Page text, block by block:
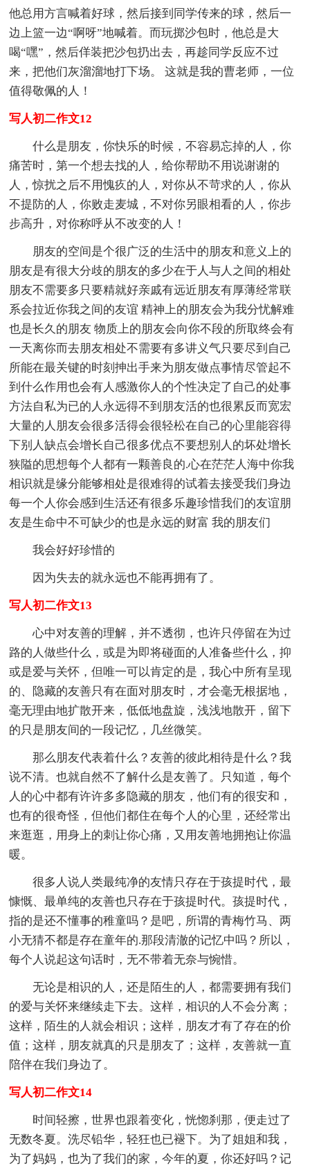
他总用方言喊着好球，然后接到同学传来的球，然后一
边上篮一边“啊呀”地喊着。而玩掷沙包时，他总是大
喝“嘿”，然后佯装把沙包扔出去，再趁同学反应不过
来，把他们灰溜溜地打下场。 这就是我的曹老师，一位
值得敬佩的人！
写人初二作文12
什么是朋友，你快乐的时候，不容易忘掉的人，你
痛苦时，第一个想去找的人，给你帮助不用说谢谢的
人，惊扰之后不用愧疚的人，对你从不苛求的人，你从
不提防的人，你败走麦城，不对你另眼相看的人，你步
步高升，对你称呼从不改变的人！
朋友的空间是个很广泛的生活中的朋友和意义上的
朋友是有很大分歧的朋友的多少在于人与人之间的相处
朋友不需要多只要精就好亲戚有远近朋友有厚薄经常联
系会拉近你我之间的友谊 精神上的朋友会为我分忧解难
也是长久的朋友 物质上的朋友会向你不段的所取终会有
一天离你而去朋友相处不需要有多讲义气只要尽到自己
所能在最关键的时刻抻出手来为朋友做点事情尽管起不
到什么作用也会有人感激你人的个性决定了自己的处事
方法自私为已的人永远得不到朋友活的也很累反而宽宏
大量的人朋友会很多活得会很轻松在自己的心里能容得
下别人缺点会增长自己很多优点不要想别人的坏处增长
狭隘的思想每个人都有一颗善良的.心在茫茫人海中你我
相识就是缘分能够相处是很难得的试着去接受我们身边
每一个人你会感到生活还有很多乐趣珍惜我们的友谊朋
友是生命中不可缺少的也是永远的财富 我的朋友们
我会好好珍惜的
因为失去的就永远也不能再拥有了。
写人初二作文13
心中对友善的理解，并不透彻，也许只停留在为过
路的人做些什么，或是为即将碰面的人准备些什么，抑
或是爱与关怀，但唯一可以肯定的是，我心中所有呈现
的、隐藏的友善只有在面对朋友时，才会毫无根据地，
毫无理由地扩散开来，低低地盘旋，浅浅地散开，留下
的只是朋友间的一段记忆，几丝微笑。
那么朋友代表着什么？友善的彼此相待是什么？我
说不清。也就自然不了解什么是友善了。只知道，每个
人的心中都有许许多多隐藏的朋友，他们有的很安和，
也有的很奇怪，但他们都住在每个人的心里，还经常出
来逛逛，用身上的刺让你心痛，又用友善地拥抱让你温
暖。
很多人说人类最纯净的友情只存在于孩提时代，最
慷慨、最单纯的友善也只存在于孩提时代。孩提时代，
指的是还不懂事的稚童吗？是吧，所谓的青梅竹马、两
小无猜不都是存在童年的.那段清澈的记忆中吗？所以，
每个人说起这句话时，无不带着无奈与惋惜。
无论是相识的人，还是陌生的人，都需要拥有我们
的爱与关怀来继续走下去。这样，相识的人不会分离；
这样，陌生的人就会相识；这样，朋友才有了存在的价
值；这样，朋友就真的只是朋友了；这样，友善就一直
陪伴在我们身边了。
写人初二作文14
时间轻擦，世界也跟着变化，恍惚刹那，便走过了
无数冬夏。洗尽铅华，轻狂也已褪下。为了姐姐和我，
为了妈妈，也为了我们的家，今年的夏，你还好吗？记